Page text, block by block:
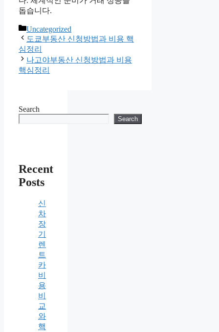
돕습니다.
Categories
Uncategorized
도쿄부동산 신청방법과 비용 핵
심정리
나고야부동산 신청방법과 비용
핵심정리
Search
Search
Recent
Posts
신
차
장
기
렌
트
카
비
용
비
교
와
핵